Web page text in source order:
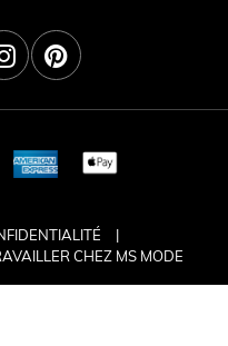
CHEZ MS MODE